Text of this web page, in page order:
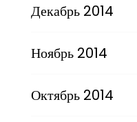
Декабрь 2014
Ноябрь 2014
Октябрь 2014